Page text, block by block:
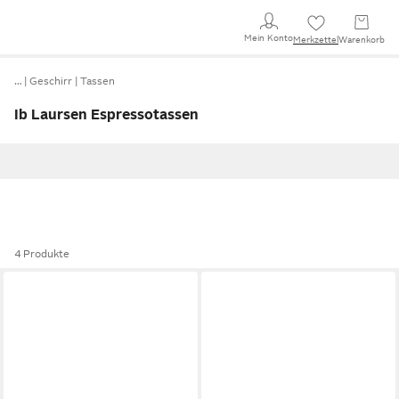
Mein KontoMerkzettel Warenkorb
… Geschirr Tassen
Ib Laursen Espressotassen
4 Produkte